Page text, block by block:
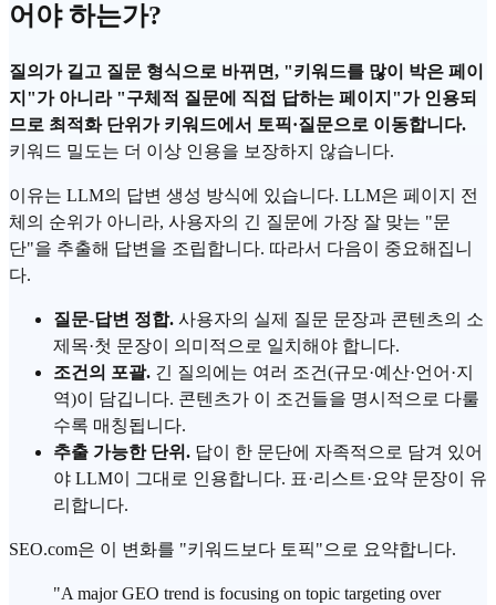
어야 하는가?
질의가 길고 질문 형식으로 바뀌면, "키워드를 많이 박은 페이
지"가 아니라 "구체적 질문에 직접 답하는 페이지"가 인용되
므로 최적화 단위가 키워드에서 토픽·질문으로 이동합니다.
키워드 밀도는 더 이상 인용을 보장하지 않습니다.
이유는 LLM의 답변 생성 방식에 있습니다. LLM은 페이지 전
체의 순위가 아니라, 사용자의 긴 질문에 가장 잘 맞는 "문
단"을 추출해 답변을 조립합니다. 따라서 다음이 중요해집니
다.
질문-답변 정합. 사용자의 실제 질문 문장과 콘텐츠의 소
제목·첫 문장이 의미적으로 일치해야 합니다.
조건의 포괄. 긴 질의에는 여러 조건(규모·예산·언어·지
역)이 담깁니다. 콘텐츠가 이 조건들을 명시적으로 다룰
수록 매칭됩니다.
추출 가능한 단위. 답이 한 문단에 자족적으로 담겨 있어
야 LLM이 그대로 인용합니다. 표·리스트·요약 문장이 유
리합니다.
SEO.com은 이 변화를 "키워드보다 토픽"으로 요약합니다.
"A majorGEO trend is focusing on topic targeting over